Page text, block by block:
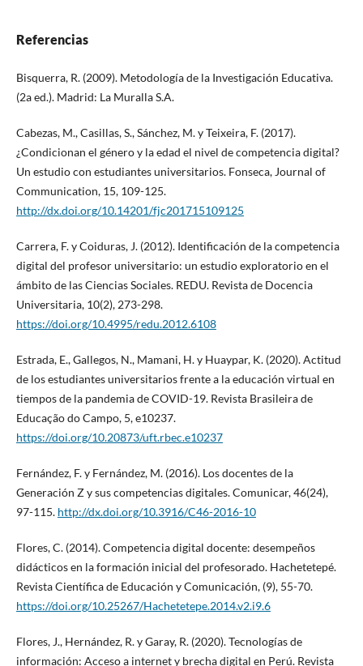
Referencias
Bisquerra, R. (2009). Metodología de la Investigación Educativa.
(2a ed.). Madrid: La Muralla S.A.
Cabezas, M., Casillas, S., Sánchez, M. y Teixeira, F. (2017).
¿Condicionan el género y la edad el nivel de competencia digital?
Un estudio con estudiantes universitarios. Fonseca, Journal of
Communication, 15, 109-125.
http://dx.doi.org/10.14201/fjc201715109125
Carrera, F. y Coiduras, J. (2012). Identificación de la competencia
digital del profesor universitario: un estudio exploratorio en el
ámbito de las Ciencias Sociales. REDU. Revista de Docencia
Universitaria, 10(2), 273-298.
https://doi.org/10.4995/redu.2012.6108
Estrada, E., Gallegos, N., Mamani, H. y Huaypar, K. (2020). Actitud
de los estudiantes universitarios frente a la educación virtual en
tiempos de la pandemia de COVID-19. Revista Brasileira de
Educação do Campo, 5, e10237.
https://doi.org/10.20873/uft.rbec.e10237
Fernández, F. y Fernández, M. (2016). Los docentes de la
Generación Z y sus competencias digitales. Comunicar, 46(24),
97-115. http://dx.doi.org/10.3916/C46-2016-10
Flores, C. (2014). Competencia digital docente: desempeños
didácticos en la formación inicial del profesorado. Hachetetepé.
Revista Científica de Educación y Comunicación, (9), 55-70.
https://doi.org/10.25267/Hachetetepe.2014.v2.i9.6
Flores, J., Hernández, R. y Garay, R. (2020). Tecnologías de
información: Acceso a internet y brecha digital en Perú. Revista